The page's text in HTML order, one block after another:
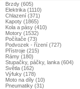
Brzdy (605)
Elektrika (1110)
Chlazení (371)
Kapoty (1865)
Kola a pásy (410)
Motory (1532)
Počítače (73)
Podvozek - řízení (727)
Přístroje (215)
Rámy (180)
Stupačky, páčky, lanka (604)
Světla (162)
Výfuky (178)
Moto na díly (10)
Pneumatiky (31)